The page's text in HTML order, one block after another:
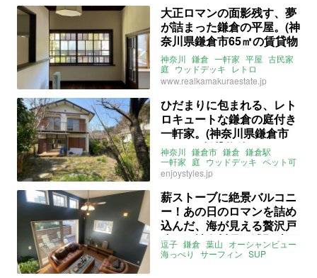
大正ロマンの面影残す、夢
が詰まった鎌倉の平屋。(神
奈川県鎌倉市65㎡の賃貸物
件)
神奈川 鎌倉 一軒家 平屋 古民家
庭 ウッドデッキ レトロ
リノベーション 賃貸
www.realkamakuraestate.jp
ひだまりに包まれる、レト
ロキュートな鎌倉の庭付き
一軒家。(神奈川県鎌倉市
119㎡の賃貸物件)
神奈川 鎌倉市 鎌倉 鎌倉駅
一軒家 庭 ウッドデッキ ペット可
駐車場 キュート
ファミリー
賃貸
enjoystyles.jp
薪ストーブに絶景バルコニ
ー！あの日のロマンを詰め
込んだ、海が見える贅沢戸
建て｜神奈川県三浦郡 売買
159㎡
逗子 鎌倉 葉山 オーシャンビュー
海っぺり
サーフィン SUP